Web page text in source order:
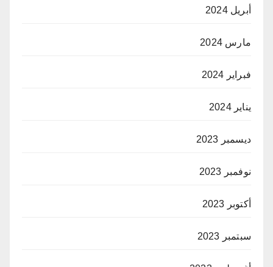
أبريل 2024
مارس 2024
فبراير 2024
يناير 2024
ديسمبر 2023
نوفمبر 2023
أكتوبر 2023
سبتمبر 2023